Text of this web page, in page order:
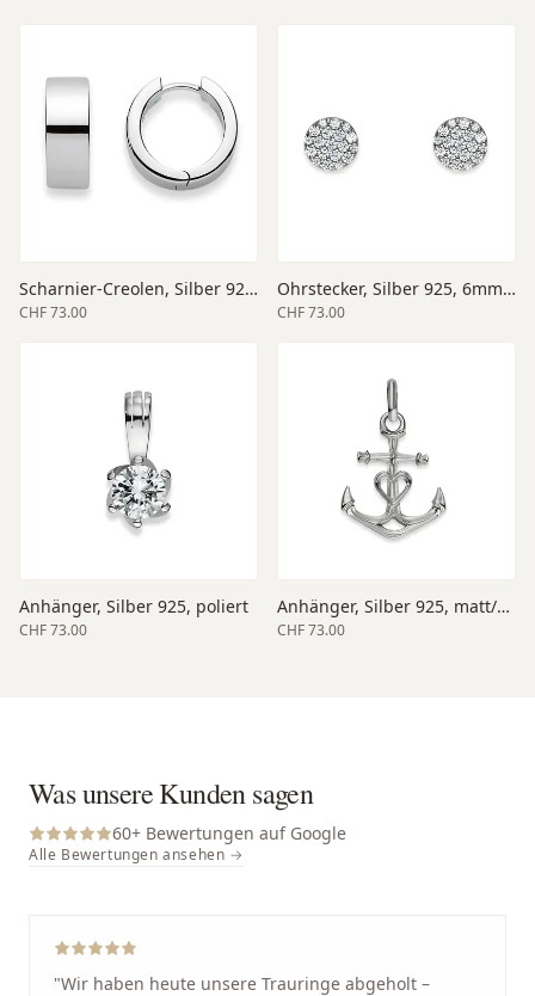
Scharnier-Creolen, Silber 925, 15mm Aussendurchmesser, poliert
CHF 73.00
Ohrstecker, Silber 925, 6mm Durchmesser, poliert
CHF 73.00
Anhänger, Silber 925, poliert
CHF 73.00
Anhänger, Silber 925, matt/poliert
CHF 73.00
Was unsere Kunden sagen
60+ Bewertungen auf Google
Alle Bewertungen ansehen →
"Wir haben heute unsere Trauringe abgeholt –